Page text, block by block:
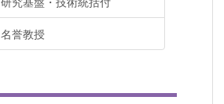
名誉教授